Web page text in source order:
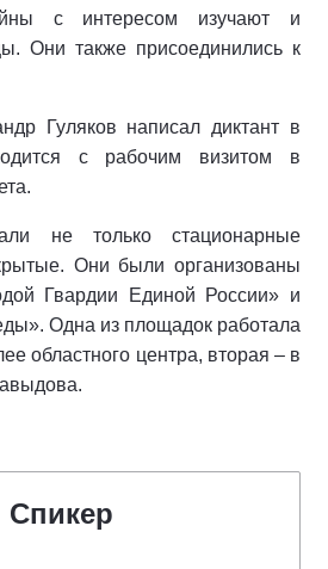
с интересом изучают и
Они также присоединились к
Гуляков написал диктант в
с рабочим визитом в
не только стационарные
Они были организованы
Гвардии Единой Росcии» и
Одна из площадок работала
областного центра, вторая – в
Спикер